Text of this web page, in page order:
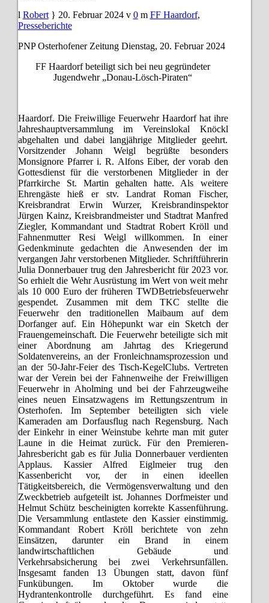
Robert
20. Februar 2024 0 FF Haardorf,
Presseberichte
PNP Osterhofener Zeitung Dienstag, 20. Februar 2024
FF Haardorf beteiligt sich bei neu gegründeter
Jugendwehr „Donau-Lösch-Piraten“
Haardorf. Die Freiwillige Feuerwehr Haardorf hat ihre
Jahreshauptversammlung im Vereinslokal Knöckl
abgehalten und dabei langjährige Mitglieder geehrt.
Vorsitzender Johann Weigl begrüßte besonders
Monsignore Pfarrer i. R. Alfons Eiber, der vorab den
Gottesdienst für die verstorbenen Mitglieder in der
Pfarrkirche St. Martin gehalten hatte. Als weitere
Ehrengäste hieß er stv. Landrat Roman Fischer,
Kreisbrandrat Erwin Wurzer, Kreisbrandinspektor
Jürgen Kainz, Kreisbrandmeister und Stadtrat Manfred
Ziegler, Kommandant und Stadtrat Robert Kröll und
Fahnenmutter Resi Weigl willkommen. In einer
Gedenkminute gedachten die Anwesenden der im
vergangen Jahr verstorbenen Mitglieder. Schriftführerin
Julia Donnerbauer trug den Jahresbericht für 2023 vor.
So erhielt die Wehr Ausrüstung im Wert von weit mehr
als 10 000 Euro der früheren TWDBetriebsfeuerwehr
gespendet. Zusammen mit dem TKC stellte die
Feuerwehr den traditionellen Maibaum auf dem
Dorfanger auf. Ein Höhepunkt war ein Sketch der
Frauengemeinschaft. Die Feuerwehr beteiligte sich mit
einer Abordnung am Jahrtag des Kriegerund
Soldatenvereins, an der Fronleichnamsprozession und
an der 50-Jahr-Feier des Tisch-KegelClubs. Vertreten
war der Verein bei der Fahnenweihe der Freiwilligen
Feuerwehr in Aholming und bei der Fahrzeugweihe
eines neuen Einsatzwagens im Rettungszentrum in
Osterhofen. Im September beteiligten sich viele
Kameraden am Dorfausflug nach Regensburg. Nach
der Einkehr in einer Weinstube kehrte man mit guter
Laune in die Heimat zurück. Für den Premieren-
Jahresbericht gab es für Julia Donnerbauer verdienten
Applaus. Kassier Alfred Eiglmeier trug den
Kassenbericht vor, der in einen ideellen
Tätigkeitsbereich, die Vermögensverwaltung und den
Zweckbetrieb aufgeteilt ist. Johannes Dorfmeister und
Helmut Schütz bescheinigten korrekte Kassenführung.
Die Versammlung entlastete den Kassier einstimmig.
Kommandant Robert Kröll berichtete von zehn
Einsätzen, darunter ein Brand in einem
landwirtschaftlichen Gebäude und
Verkehrsabsicherung bei zwei Verkehrsunfällen.
Insgesamt fanden 13 Übungen statt, davon fünf
Funkübungen. Im Oktober wurde die
Hydrantenkontrolle durchgeführt. Es fand eine